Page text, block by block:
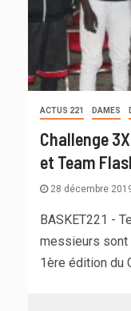
ACTUS 221 DAMES
Challenge
et Team
28 décembre
BASKET221 -
messieurs sont
1ère édition du